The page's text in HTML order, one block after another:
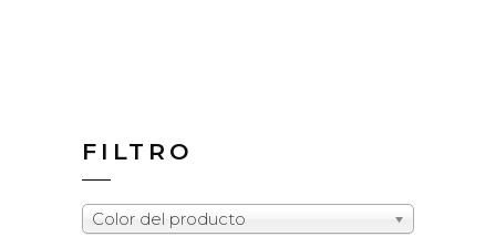
FILTRO
Color del producto